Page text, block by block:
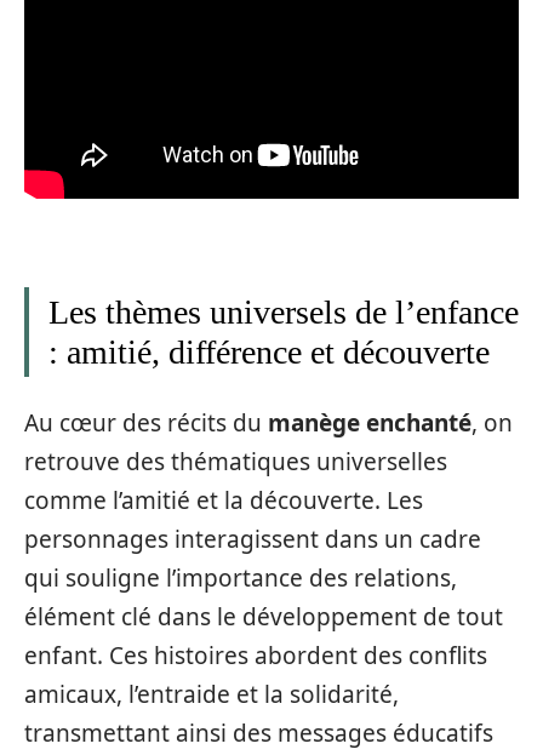
Les thèmes universels de l’enfance
: amitié, différence et découverte
Au cœur des récits du manège enchanté, on
retrouve des thématiques universelles
comme l’amitié et la découverte. Les
personnages interagissent dans un cadre
qui souligne l’importance des relations,
élément clé dans le développement de tout
enfant. Ces histoires abordent des conflits
amicaux, l’entraide et la solidarité,
transmettant ainsi des messages éducatifs